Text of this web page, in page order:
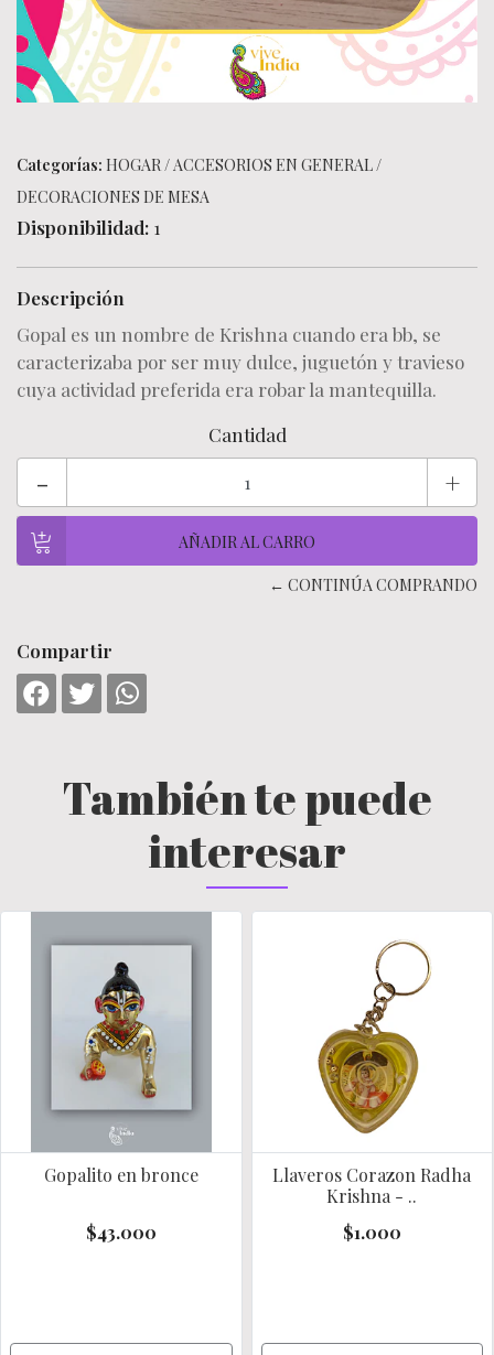
Categorías: HOGAR/ACCESORIOS EN GENERAL/
DECORACIONES DE MESA
Disponibilidad: 1
Descripción
Gopal es un nombre de Krishna cuando era bb, se
caracterizaba por ser muy dulce, juguetón y travieso
cuya actividad preferida era robar la mantequilla.
Cantidad
- +
← CONTINÚA COMPRANDO
Compartir
También te puede
interesar
Gopalito en bronce
$43.000
Llaveros Corazon Radha
Krishna - ..
$1.000